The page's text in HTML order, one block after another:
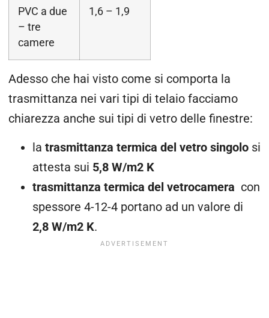
PVC a due
– tre
camere
1,6 – 1,9
Adesso che hai visto come si comporta la
trasmittanza nei vari tipi di telaio facciamo
chiarezza anche sui tipi di vetro delle finestre:
la trasmittanza termica del vetro singolo si
attesta sui 5,8 W/m2 K
trasmittanza termica del vetrocamera con
spessore 4-12-4 portano ad un valore di
2,8 W/m2 K.